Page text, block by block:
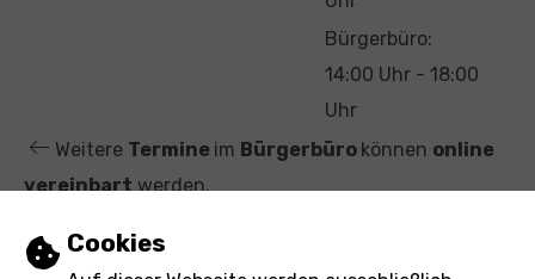
Einstellungen zu Cookies und
Cookies
Bürgerbüro:
14:00 Uhr - 18:00
Uhr
Weitere Termine im Bürgerbüro können online
vereinbartwerden.
Leichte Sprache